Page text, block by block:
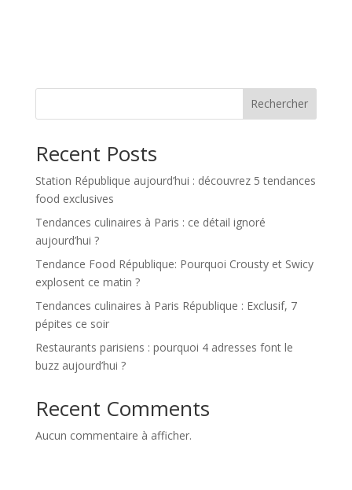
Rechercher
Recent Posts
Station République aujourd’hui : découvrez 5 tendances
food exclusives
Tendances culinaires à Paris : ce détail ignoré
aujourd’hui ?
Tendance Food République: Pourquoi Crousty et Swicy
explosent ce matin ?
Tendances culinaires à Paris République : Exclusif, 7
pépites ce soir
Restaurants parisiens : pourquoi 4 adresses font le
buzz aujourd’hui ?
Recent Comments
Aucun commentaire à afficher.